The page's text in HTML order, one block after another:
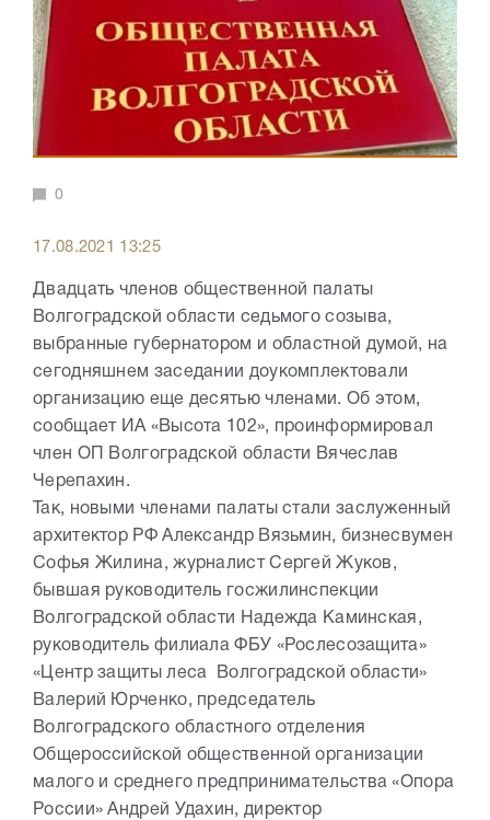
0
17.08.2021 13:25
Двадцать членов общественной палаты
Волгоградской области седьмого созыва,
выбранные губернатором и областной думой, на
сегодняшнем заседании доукомплектовали
организацию еще десятью членами. Об этом,
сообщает ИА «Высота 102», проинформировал
член ОП Волгоградской области Вячеслав
Черепахин.
Так, новыми членами палаты стали заслуженный
архитектор РФ Александр Вязьмин, бизнесвумен
Софья Жилина, журналист Сергей Жуков,
бывшая руководитель госжилинспекции
Волгоградской области Надежда Каминская,
руководитель филиала ФБУ «Рослесозащита»
«Центр защиты леса Волгоградской области»
Валерий Юрченко, председатель
Волгоградского областного отделения
Общероссийской общественной организации
малого и среднего предпринимательства «Опора
России» Андрей Удахин, директор